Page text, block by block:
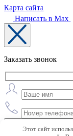
Карта сайта
Написать в Max
Заказать звонок
Этот сайт